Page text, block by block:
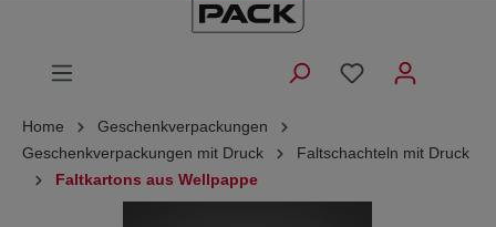
Home
Geschenkverpackungen
Geschenkverpackungen mit Druck
Faltschachteln mit Druck
Faltkartons aus Wellpappe